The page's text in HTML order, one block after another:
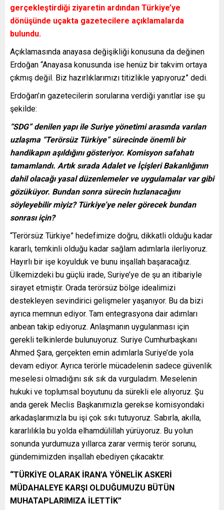
gerçekleştirdiği ziyaretin ardından Türkiye’ye
dönüşünde uçakta gazetecilere açıklamalarda
bulundu.
Açıklamasında anayasa değişikliği konusuna da değinen
Erdoğan “Anayasa konusunda ise henüz bir takvim ortaya
çıkmış değil. Biz hazırlıklarımızı titizlikle yapıyoruz” dedi.
Erdoğan’ın gazetecilerin sorularına verdiği yanıtlar ise şu
şekilde:
“SDG” denilen yapı ile Suriye yönetimi arasında varılan
uzlaşma “Terörsüz Türkiye” sürecinde önemli bir
handikapın aşıldığını gösteriyor. Komisyon safahatı
tamamlandı. Artık sırada Adalet ve İçişleri Bakanlığının
dahil olacağı yasal düzenlemeler ve uygulamalar var gibi
gözüküyor. Bundan sonra sürecin hızlanacağını
söyleyebilir miyiz? Türkiye’ye neler görecek bundan
sonrası için?
“Terörsüz Türkiye” hedefimize doğru, dikkatli olduğu kadar
kararlı, temkinli olduğu kadar sağlam adımlarla ilerliyoruz.
Hayırlı bir işe koyulduk ve bunu inşallah başaracağız.
Ülkemizdeki bu güçlü irade, Suriye’ye de şu an itibariyle
sirayet etmiştir. Orada terörsüz bölge idealimizi
destekleyen sevindirici gelişmeler yaşanıyor. Bu da bizi
ayrıca memnun ediyor. Tam entegrasyona dair adımları
anbean takip ediyoruz. Anlaşmanın uygulanması için
gerekli telkinlerde bulunuyoruz. Suriye Cumhurbaşkanı
Ahmed Şara, gerçekten emin adımlarla Suriye’de yola
devam ediyor. Ayrıca terörle mücadelenin sadece güvenlik
meselesi olmadığını sık sık da vurguladım. Meselenin
hukuki ve toplumsal boyutunu da sürekli ele alıyoruz. Şu
anda gerek Meclis Başkanımızla gerekse komisyondaki
arkadaşlarımızla bu işi çok sıkı tutuyoruz. Sabırla, akılla,
kararlılıkla bu yolda elhamdülillah yürüyoruz. Bu yolun
sonunda yurdumuza yıllarca zarar vermiş terör sorunu,
gündemimizden inşallah ebediyen çıkacaktır.
“TÜRKİYE OLARAK İRAN’A YÖNELİK ASKERİ
MÜDAHALEYE KARŞI OLDUĞUMUZU BÜTÜN
MUHATAPLARIMIZA İLETTİK”